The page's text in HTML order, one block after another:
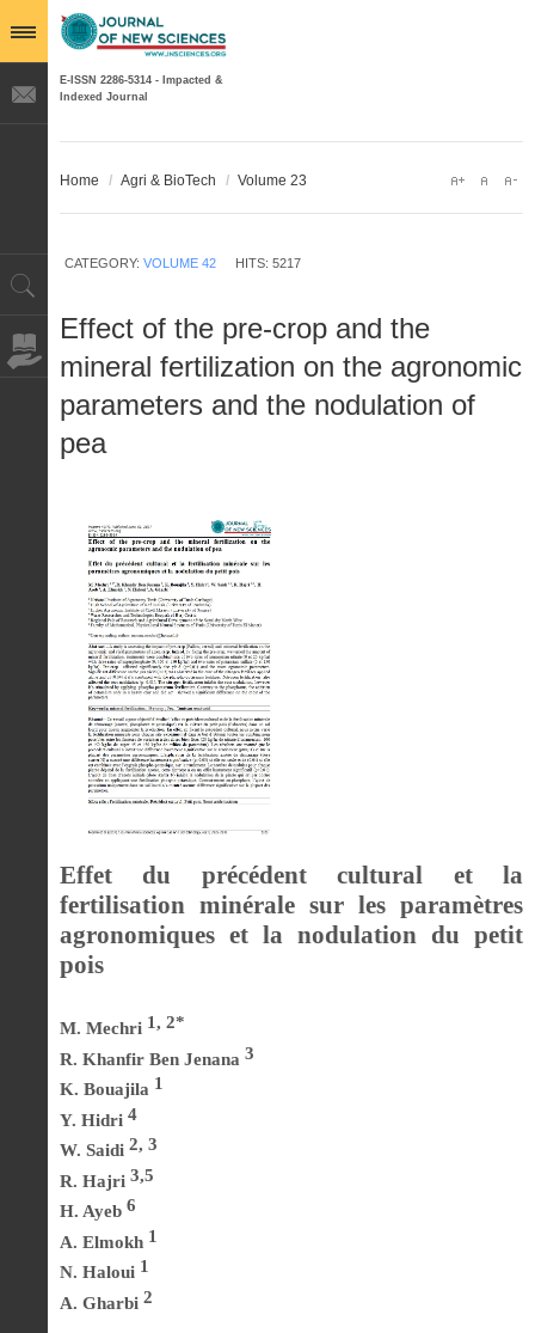
E-ISSN 2286-5314 - Impacted &
Indexed Journal
Home / Agri & BioTech / Volume 23
CATEGORY: VOLUME 42 HITS: 5217
Effect of the pre-crop and the
mineral fertilization on the agronomic
parameters and the nodulation of
pea
Effet du précédent cultural et la
fertilisation minérale sur les paramètres
agronomiques et la nodulation du petit
pois
M. Mechri 1, 2*
R. Khanfir Ben Jenana 3
K. Bouajila 1
Y. Hidri 4
W. Saidi 2, 3
R. Hajri 3,5
H. Ayeb 6
A. Elmokh 1
N. Haloui 1
A. Gharbi 2